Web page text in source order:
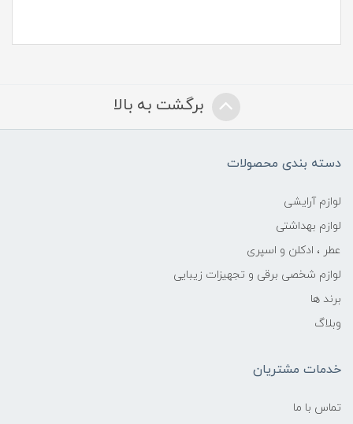
برگشت به بالا
دسته بندی محصولات
لوازم آرایشی
لوازم بهداشتی
عطر ، ادکلن و اسپری
لوازم شخصی برقی و تجهیزات زیبایی
برند ها
وبلاگ
خدمات مشتریان
تماس با ما